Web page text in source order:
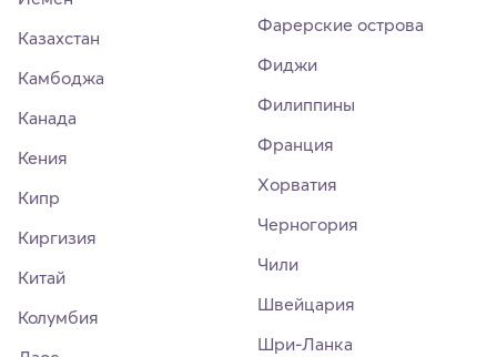
Казахстан
Камбоджа
Канада
Кения
Кипр
Киргизия
Китай
Колумбия
Фарерские острова
Фиджи
Филиппины
Франция
Хорватия
Черногория
Чили
Швейцария
Шри-Ланка